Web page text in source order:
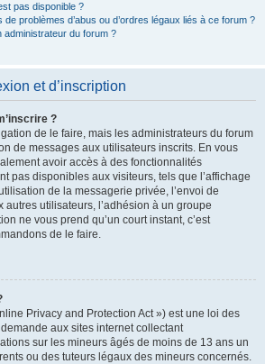
pas disponible ?
problèmes d’abus ou d’ordres légaux liés à ce forum ?
administrateur du forum ?
et d’inscription
?
de le faire, mais les administrateurs du forum
de messages aux utilisateurs inscrits. En vous
avoir accès à des fonctionnalités
pas disponibles aux visiteurs, tels que l’affichage
de la messagerie privée, l’envoi de
utilisateurs, l’adhésion à un groupe
ne vous prend qu’un court instant, c’est
de le faire.
Privacy and Protection Act ») est une loi des
aux sites internet collectant
sur les mineurs âgés de moins de 13 ans un
ou des tuteurs légaux des mineurs concernés.